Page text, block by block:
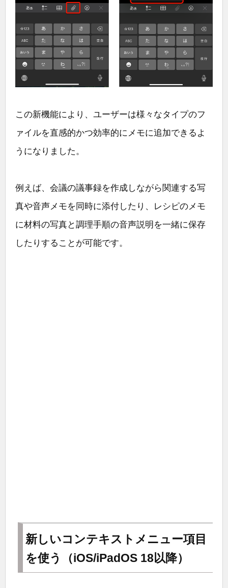
この新機能により、ユーザーは様々なタイプのフ
ァイルを直感的かつ効率的にメモに追加できるよ
うになりました。
例えば、会議の議事録を作成しながら関連する写
真や音声メモを同時に添付したり、レシピのメモ
に材料の写真と調理手順の音声説明を一緒に保存
したりすることが可能です。
新しいコンテキストメニュー項目
を使う（iOS/iPadOS 18以降）